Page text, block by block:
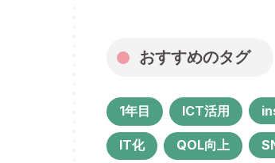
会社・
働き方
ご利用
おすすめのタグ
1年目 ICT活用
IT化 QOL向上